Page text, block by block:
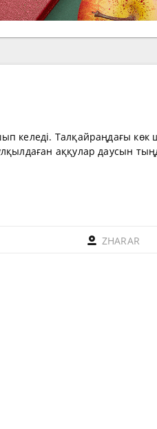
келеді. Талқайраңдағы көк
аққулар даусын
ZHARAR